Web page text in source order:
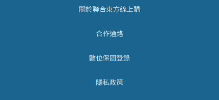
關於聯合東方線上購
合作通路
數位保固登錄
隱私政策